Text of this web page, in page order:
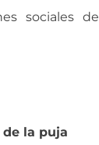
sociales de
de la puja